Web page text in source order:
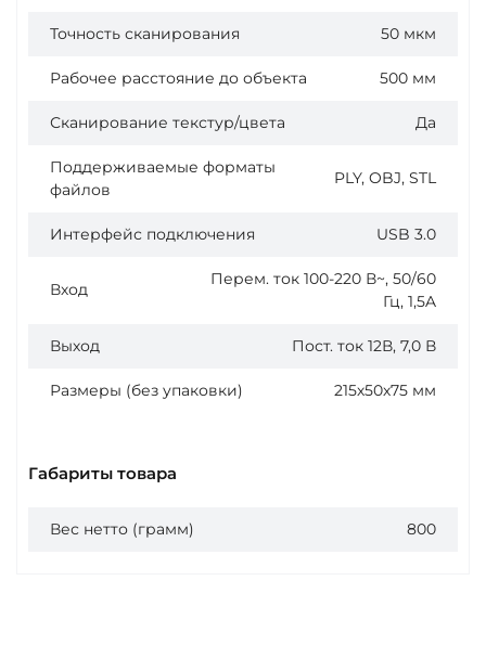
Точность сканирования 50 мкм
Рабочее расстояние до объекта 500 мм
Сканирование текстур/цвета Да
Поддерживаемые форматы
файлов
PLY, OBJ, STL
Интерфейс подключения USB 3.0
Вход
Перем. ток 100-220 В~, 50/60
Гц, 1,5A
Выход Пост. ток 12В, 7,0 В
Размеры (без упаковки) 215х50х75 мм
Габариты товара
Вес нетто (грамм) 800